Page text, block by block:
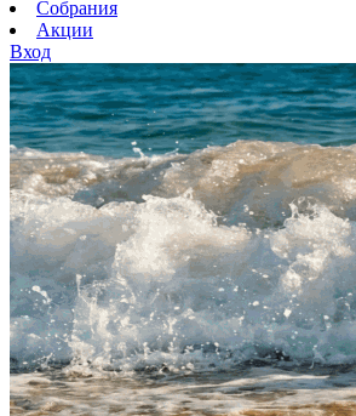
Собрания
Акции
Вход